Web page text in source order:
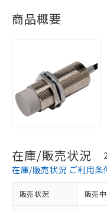
商品概要
在庫/販売状況
在庫/販売状況 ご利用条
販売状況 販売中